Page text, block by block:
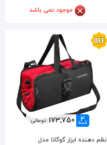
موجود نمی باشد
4
قسط 173,750 تومانی
نظم دهنده ابزار گوگانا مدل